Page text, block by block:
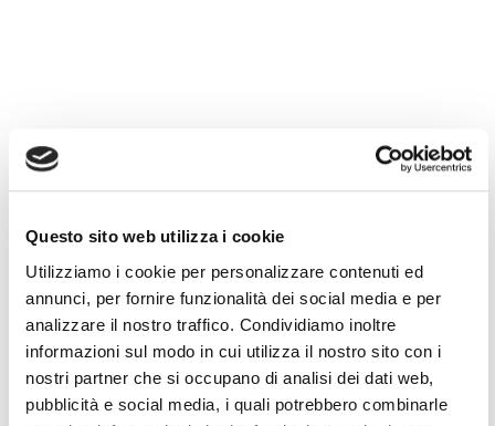
Questo sito web utilizza i cookie
Utilizziamo i cookie per personalizzare contenuti ed
annunci, per fornire funzionalità dei social media e per
analizzare il nostro traffico. Condividiamo inoltre
informazioni sul modo in cui utilizza il nostro sito con i
nostri partner che si occupano di analisi dei dati web,
pubblicità e social media, i quali potrebbero combinarle